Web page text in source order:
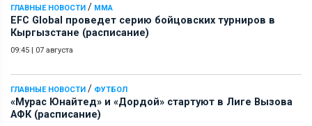
ГЛАВНЫЕ НОВОСТИ / ММА
EFC Global проведет серию бойцовских турниров в
Кыргызстане (расписание)
09:45 | 07 августа
ГЛАВНЫЕ НОВОСТИ / ФУТБОЛ
«Мурас Юнайтед» и «Дордой» стартуют в Лиге Вызова
АФК (расписание)